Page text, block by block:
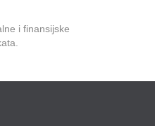
i finansijske